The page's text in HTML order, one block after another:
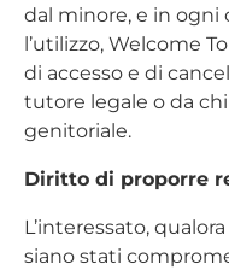
dal minore, e in ogni
l’utilizzo, Welcome
di accesso e di
tutore legale o da
genitoriale.
Diritto di proporre
L’interessato,
siano stati